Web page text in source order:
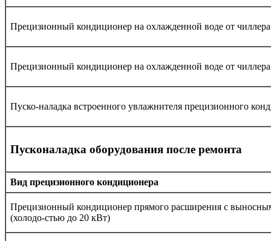
Прецизионный кондиционер на охлажденной воде от
Прецизионный кондиционер на охлажденной воде от
Пуско-наладка встроенного увлажнителя прецизионного
Пусконаладка оборудования после ремонта
Вид прецизионного кондиционера
Прецизионный кондиционер прямого расширения с
(холодо-стью до 20 кВт)